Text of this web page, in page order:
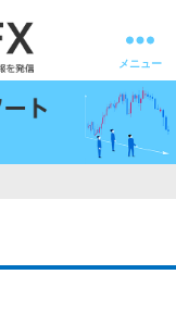
メニュー